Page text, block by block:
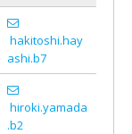
hakitoshi.hay
ashi.b7
hiroki.yamada
.b2